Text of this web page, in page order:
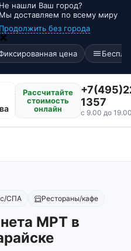
Не нашли Ваш город?
Мы доставляем по всему миру
Продолжить без города
цена
Рассчитайте
стоимость
онлайн
1357
с 9.00 до
СПА Рестораны/кафе
МРТ в